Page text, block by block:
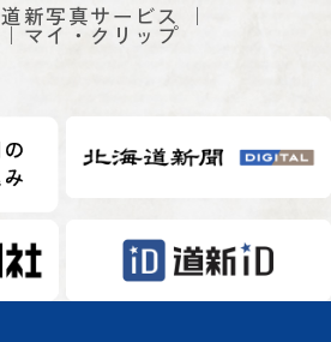
道新写真サービス
マイ・クリップ